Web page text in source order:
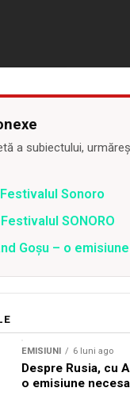
a subiectului,
Festivalul Sonoro
SONORO
Goșu – o
EMISIUNI 6 luni ago
Despre Rusia, cu
o emisiune